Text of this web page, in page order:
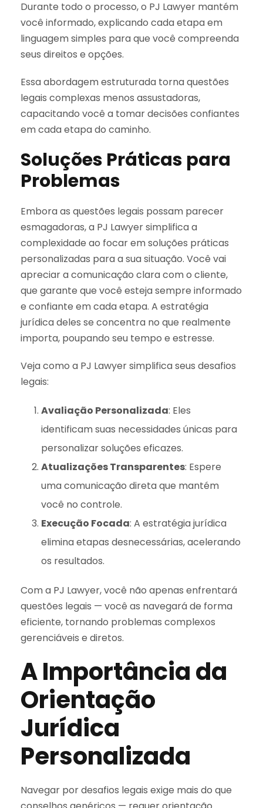
Durante todo o processo, o PJ Lawyer mantém
você informado, explicando cada etapa em
linguagem simples para que você compreenda
seus direitos e opções.
Essa abordagem estruturada torna questões
legais complexas menos assustadoras,
capacitando você a tomar decisões confiantes
em cada etapa do caminho.
Soluções Práticas para
Problemas
Embora as questões legais possam parecer
esmagadoras, a PJ Lawyer simplifica a
complexidade ao focar em soluções práticas
personalizadas para a sua situação. Você vai
apreciar a comunicação clara com o cliente,
que garante que você esteja sempre informado
e confiante em cada etapa. A estratégia
jurídica deles se concentra no que realmente
importa, poupando seu tempo e estresse.
Veja como a PJ Lawyer simplifica seus desafios
legais:
Avaliação Personalizada: Eles
identificam suas necessidades únicas para
personalizar soluções eficazes.
Atualizações Transparentes: Espere
uma comunicação direta que mantém
você no controle.
Execução Focada: A estratégia jurídica
elimina etapas desnecessárias, acelerando
os resultados.
Com a PJ Lawyer, você não apenas enfrentará
questões legais — você as navegará de forma
eficiente, tornando problemas complexos
gerenciáveis e diretos.
A Importância da
Orientação
Jurídica
Personalizada
Navegar por desafios legais exige mais do que